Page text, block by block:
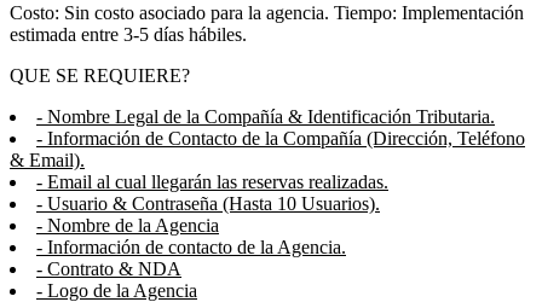
Costo: Sin costo asociado para la agencia. Tiempo: Implementación
estimada entre 3-5 días hábiles.
QUE SE REQUIERE?
- Nombre Legal de la Compañía & Identificación Tributaria.
- Información de Contacto de la Compañía (Dirección, Teléfono
& Email).
- Email al cual llegarán las reservas realizadas.
- Usuario & Contraseña (Hasta 10 Usuarios).
- Nombre de la Agencia
- Información de contacto de la Agencia.
- Contrato & NDA
- Logo de la Agencia